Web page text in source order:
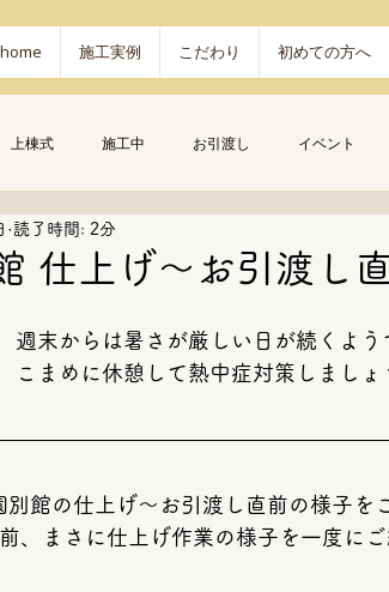
home 施工実例 こだわり 初めての方へ
上棟式 施工中 お引渡し イベント
仕上げ～お引渡し
読了時間: 2分
週末からは暑さが厳しい日が続くよう
こまめに休憩して熱中症対策しましょ
別館の仕上げ～お引渡し直前の様子を
、まさに仕上げ作業の様子を一度にご